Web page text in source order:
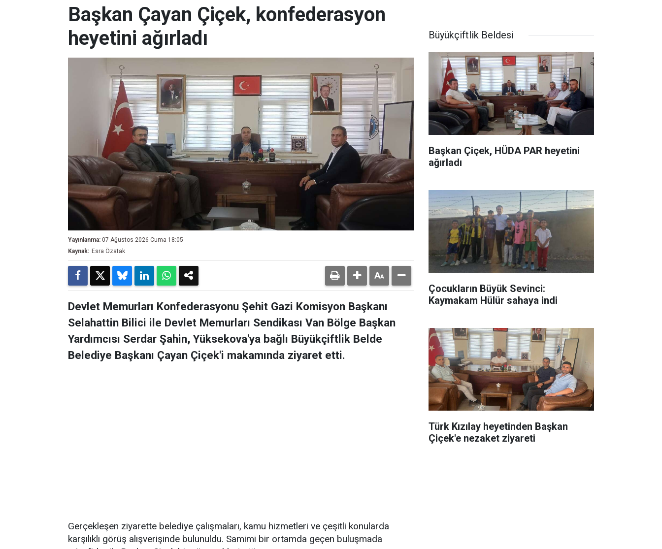
Başkan Çayan Çiçek, konfederasyon
heyetini ağırladı
Yayınlanma: 07 Ağustos 2026 Cuma 18:05
Kaynak: Esra Özatak
Devlet Memurları Konfederasyonu Şehit Gazi Komisyon Başkanı
Selahattin Bilici ile Devlet Memurları Sendikası Van Bölge Başkan
Yardımcısı Serdar Şahin, Yüksekova'ya bağlı Büyükçiftlik Belde
Belediye Başkanı Çayan Çiçek'i makamında ziyaret etti.
Gerçekleşen ziyarette belediye çalışmaları, kamu hizmetleri ve çeşitli konularda
karşılıklı görüş alışverişinde bulunuldu. Samimi bir ortamda geçen buluşmada
Büyükçiftlik Beldesi
Başkan Çiçek, HÜDA PAR heyetini
ağırladı
Çocukların Büyük Sevinci:
Kaymakam Hülür sahaya indi
Türk Kızılay heyetinden Başkan
Çiçek'e nezaket ziyareti